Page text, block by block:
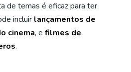
de temas é eficaz para ter
incluir lançamentos de
cinema, e filmes de
.